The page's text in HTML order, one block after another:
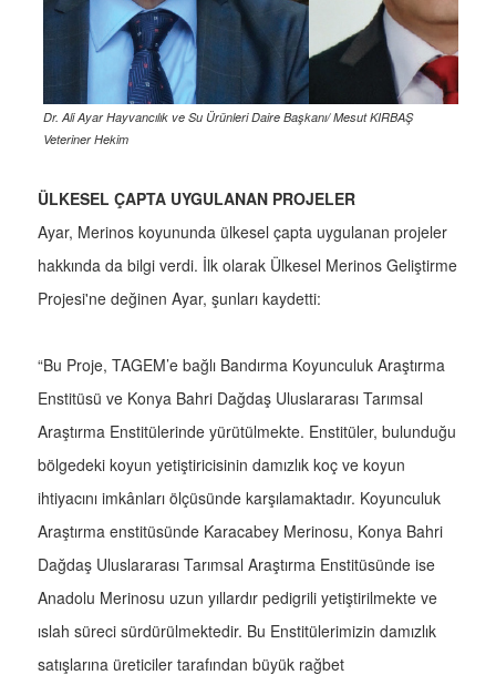
Dr. Ali Ayar Hayvancılık ve Su Ürünleri Daire Başkanı/ Mesut KIRBAŞ
Veteriner Hekim
ÜLKESEL ÇAPTA UYGULANAN PROJELER
Ayar, Merinos koyununda ülkesel çapta uygulanan projeler
hakkında da bilgi verdi. İlk olarak Ülkesel Merinos Geliştirme
Projesi'ne değinen Ayar, şunları kaydetti:
“Bu Proje, TAGEM’e bağlı Bandırma Koyunculuk Araştırma
Enstitüsü ve Konya Bahri Dağdaş Uluslararası Tarımsal
Araştırma Enstitülerinde yürütülmekte. Enstitüler, bulunduğu
bölgedeki koyun yetiştiricisinin damızlık koç ve koyun
ihtiyacını imkânları ölçüsünde karşılamaktadır. Koyunculuk
Araştırma enstitüsünde Karacabey Merinosu, Konya Bahri
Dağdaş Uluslararası Tarımsal Araştırma Enstitüsünde ise
Anadolu Merinosu uzun yıllardır pedigrili yetiştirilmekte ve
ıslah süreci sürdürülmektedir. Bu Enstitülerimizin damızlık
satışlarına üreticiler tarafından büyük rağbet